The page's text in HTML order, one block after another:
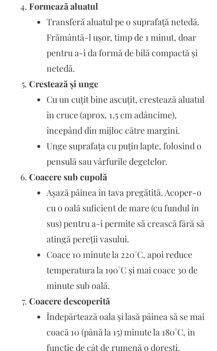
Formează aluatul
Transferă aluatul pe o suprafață netedă.
Frământă-l ușor, timp de 1 minut, doar
pentru a-i da formă de bilă compactă și
netedă.
Crestează și unge
Cu un cuțit bine ascuțit, crestează aluatul
în cruce (aprox. 1,5 cm adâncime),
începând din mijloc către margini.
Unge suprafața cu puțin lapte, folosind o
pensulă sau vârfurile degetelor.
Coacere sub cupolă
Așază pâinea în tava pregătită. Acoper-o
cu o oală suficient de mare (cu fundul în
sus) pentru a-i permite să crească fără să
atingă pereții vasului.
Coace 10 minute la 220°C, apoi reduce
temperatura la 190°C și mai coace 30 de
minute sub oală.
Coacere descoperită
Îndepărtează oala și lasă pâinea să se mai
coacă 10 (până la 15) minute la 180°C, în
funcție de cât de rumenă o dorești.